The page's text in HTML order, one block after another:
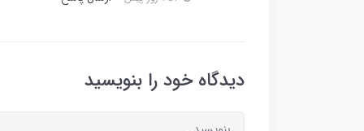
دیدگاه خود را بنویسید